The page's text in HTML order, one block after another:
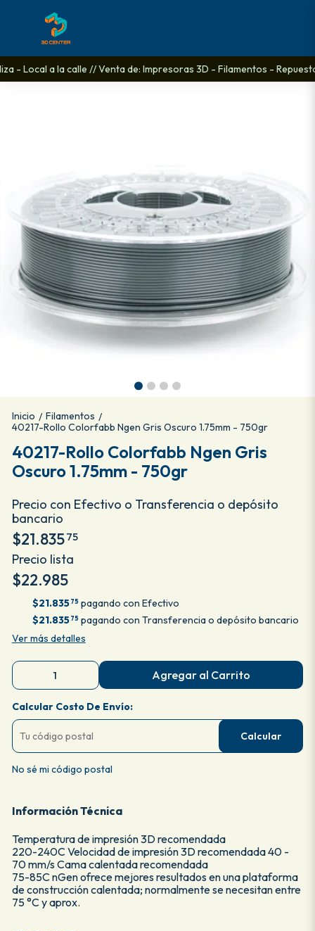
Local a la calle // Venta de: Impresoras 3D - Filamentos -
Inicio / Filamentos /
40217-Rollo Colorfabb Ngen Gris Oscuro 1.75mm - 750gr
40217-Rollo Colorfabb Ngen Gris
Oscuro 1.75mm - 750gr
Precio con Efectivo o Transferencia o depósito
bancario
$21.83575
Precio lista
$22.985
$21.835 75 pagando con Efectivo
$21.835 75 pagando con Transferencia o depósito bancario
Ver más detalles
Agregar al Carrito
Calcular Costo De Envío:
Calcular
No sé mi código postal
Información Técnica
Temperatura de impresión 3D recomendada
220-240C Velocidad de impresión 3D recomendada 40 -
70 mm/s Cama calentada recomendada
75-85C nGen ofrece mejores resultados en una plataforma
de construcción calentada; normalmente se necesitan entre
75 °C y aprox.